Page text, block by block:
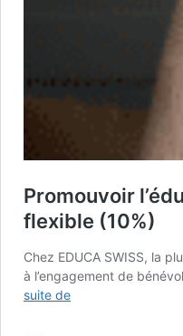
Promouvoir
flexible (10%)
Chez EDUCA SWISS, la
à l’engagement de
suite dePromouvoir